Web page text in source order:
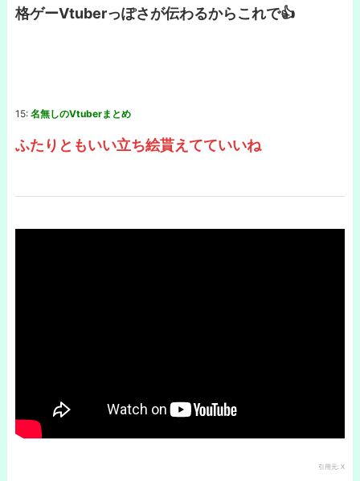
格ゲーVtuberっぽさが伝わるからこれで️👍️
15: 名無しのVtuberまとめ
ふたりともいい立ち絵貰えてていいね
引用元: X